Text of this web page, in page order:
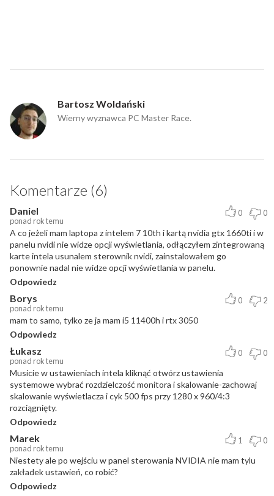
Bartosz Woldański
Wierny wyznawca PC Master Race.
Komentarze (6)
Daniel
ponad rok temu
0 0
A co jeżeli mam laptopa z intelem 7 10th i kartą nvidia gtx 1660ti i w
panelu nvidi nie widze opcji wyświetlania, odłączyłem zintegrowaną
karte intela usunalem sterownik nvidi, zainstalowałem go
ponownie nadal nie widze opcji wyświetlania w panelu.
Odpowiedz
Borys
ponad rok temu
0 2
mam to samo, tylko ze ja mam i5 11400h i rtx 3050
Odpowiedz
Łukasz
ponad rok temu
0 0
Musicie w ustawieniach intela kliknąć otwórz ustawienia
systemowe wybrać rozdzielczość monitora i skalowanie-zachowaj
skalowanie wyświetlacza i cyk 500 fps przy 1280 x 960/4:3
rozciągnięty.
Odpowiedz
Marek
ponad rok temu
1 0
Niestety ale po wejściu w panel sterowania NVIDIA nie mam tylu
zakładek ustawień, co robić?
Odpowiedz